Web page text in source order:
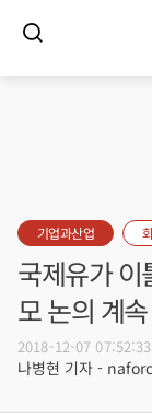
기업과산업
국제유가 이
모 논의 계속
2018-12-07 07:52:33
나병현 기자 -